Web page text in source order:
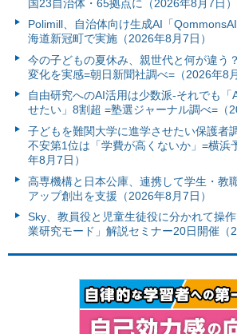
国23自治体・65拠点に（2026年8月7日）
Polimill、自治体向け生成AI「
海道新冠町で実施（2026年8月7日）
今の子どもの夏休み、親世代と何が違う
変化を実感=朝日新聞社調べ=（2026年8月
自由研究へのAI活用は少数派-それでも「
せたい」8割超 =塾選ジャーナル調べ=（
子どもを難関大学に進学させたい保護者
不安第1位は「学費が高くないか」=横浜
年8月7日）
高専機構と日本公庫、連携して学生・教
アップ創出を支援（2026年8月7日）
Sky、教員役と児童生徒役に分かれて操
業研究モード」解説セミナー20日開催（